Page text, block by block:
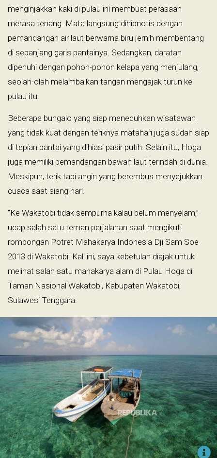
menginjakkan kaki di pulau ini membuat perasaan
merasa tenang. Mata langsung dihipnotis dengan
pemandangan air laut berwarna biru jernih membentang
di sepanjang garis pantainya. Sedangkan, daratan
dipenuhi dengan pohon-pohon kelapa yang menjulang,
seolah-olah melambaikan tangan mengajak turun ke
pulau itu.
Beberapa bungalo yang siap meneduhkan wisatawan
yang tidak kuat dengan teriknya matahari juga sudah siap
di tepian pantai yang dihiasi pasir putih. Selain itu, Hoga
juga memiliki pemandangan bawah laut terindah di dunia.
Meskipun, terik tapi angin yang berembus menyejukkan
cuaca saat siang hari.
“Ke Wakatobi tidak sempurna kalau belum menyelam,”
ucap salah satu teman perjalanan saat mengikuti
rombongan Potret Mahakarya Indonesia Dji Sam Soe
2013 di Wakatobi. Kali ini, saya kebetulan diajak untuk
melihat salah satu mahakarya alam di Pulau Hoga di
Taman Nasional Wakatobi, Kabupaten Wakatobi,
Sulawesi Tenggara.